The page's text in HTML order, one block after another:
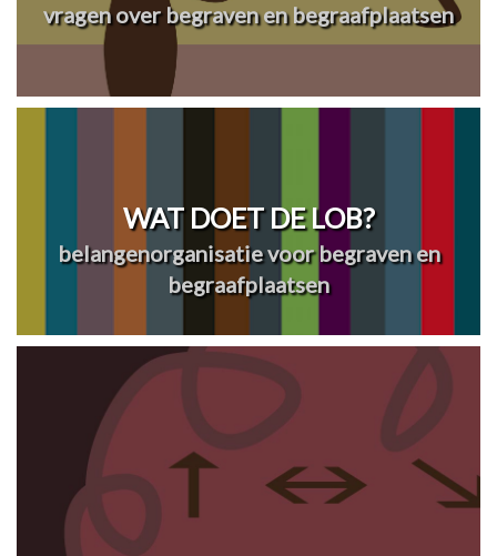
vragen over begraven en begraafplaatsen
WAT DOET DE LOB?
belangenorganisatie voor begraven en
begraafplaatsen